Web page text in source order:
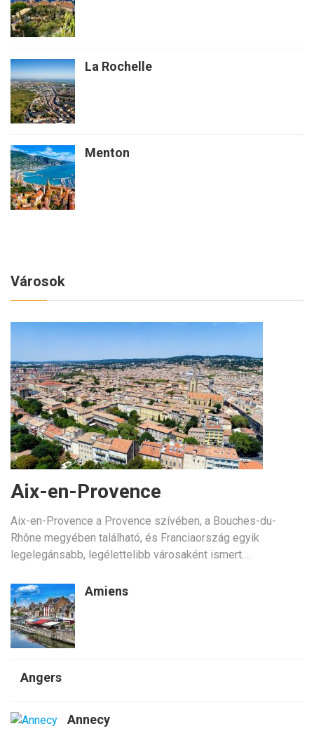
La Rochelle
Menton
Városok
Aix-en-Provence
Aix-en-Provence a Provence szívében, a Bouches-du-
Rhône megyében található, és Franciaország egyik
legelegánsabb, legélettelibb városaként ismert.…
Amiens
Angers
Annecy